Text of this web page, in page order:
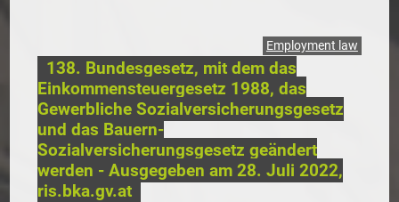
Employment law
138. Bundesgesetz, mit dem das
Einkommensteuergesetz 1988, das
Gewerbliche Sozialversicherungsgesetz
und das Bauern-
Sozialversicherungsgesetz geändert
werden - Ausgegeben am 28. Juli 2022,
ris.bka.gv.at